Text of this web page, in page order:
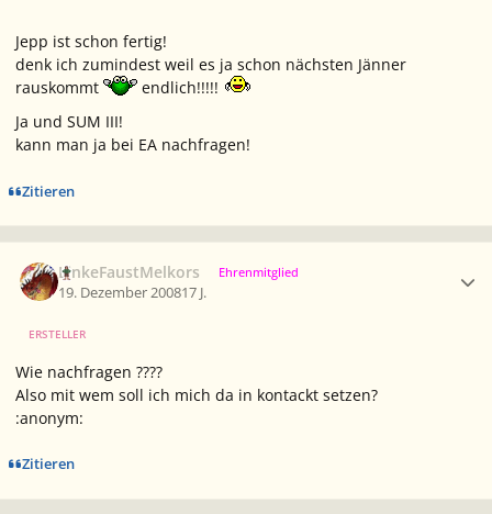
Jepp ist schon fertig!
denk ich zumindest weil es ja schon nächsten Jänner
rauskommt
endlich!!!!!
Ja und SUM III!
kann man ja bei EA nachfragen!
Zitieren
LinkeFaustMelkors Ehrenmitglied
19. Dezember 200817 J.
ERSTELLER
Wie nachfragen ????
Also mit wem soll ich mich da in kontackt setzen?
:anonym:
Zitieren